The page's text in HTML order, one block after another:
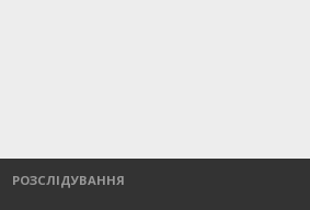
РОЗСЛІДУВАННЯ